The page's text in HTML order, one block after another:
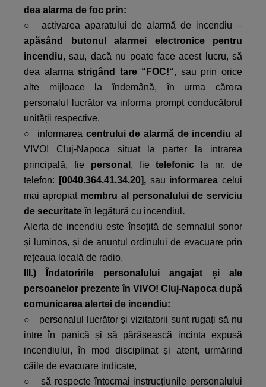
dea alarma de foc prin:
○ activarea aparatului de alarmă de incendiu –
apăsând butonul alarmei electronice pentru
incendiu, sau, dacă nu poate face acest lucru, să
dea alarmastrigând tare “FOC!“, sau prin orice
alte mijloace la îndemână, în urma cărora
personalul lucrător va informa prompt conducătorul
unității respective.
○ informarea centrului de alarmă de incendiual
VIVO! Cluj-Napoca situat la parter la intrarea
principală, fie personal , fietelefonic
la nr. de
telefon:
[0040.364.41.34.20], sau informarea celui
mai apropiat membru al personalului de serviciu
de securitate în legătură cu incendiul .
Alerta de incendiu este însoțită de semnalul sonor
și luminos, și de anunțul ordinului de evacuare prin
rețeaua locală de radio.
III.) Îndatoririle personalului angajat și ale
persoanelor prezente în VIVO! Cluj-Napoca după
comunicarea alertei de incendiu:
○ personalul lucrător și vizitatorii sunt rugați să nu
intre în panică și să părăsească incinta expusă
incendiului, în mod disciplinat și atent, urmărind
căile de evacuare indicate,
○ să respecte întocmai instrucțiunile personalului